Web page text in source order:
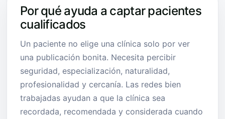
Por qué ayuda a captar pacientes
cualificados
Un paciente no elige una clínica solo por ver
una publicación bonita. Necesita percibir
seguridad, especialización, naturalidad,
profesionalidad y cercanía. Las redes bien
trabajadas ayudan a que la clínica sea
recordada, recomendada y considerada cuando